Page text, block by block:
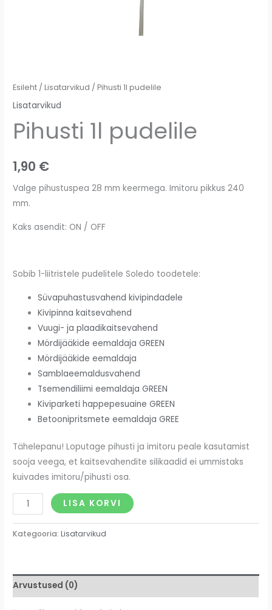
Esileht /Lisatarvikud / Pihusti 1l pudelile
Lisatarvikud
Pihusti 1l pudelile
1,90 €
Valge pihustuspea 28 mm keermega. Imitoru pikkus 240
mm.
Kaks asendit: ON / OFF
Sobib 1-liitristele pudelitele Soledo toodetele:
Süvapuhastusvahend kivipindadele
Kivipinna kaitsevahend
Vuugi- ja plaadikaitsevahend
Mördijääkide eemaldaja GREEN
Mördijääkide eemaldaja
Samblaeemaldusvahend
Tsemendiliimi eemaldaja GREEN
Kiviparketi happepesuaine GREEN
Betoonipritsmete eemaldaja GREE
Tähelepanu! Loputage pihusti ja imitoru peale kasutamist
sooja veega, et kaitsevahendite silikaadid ei ummistaks
kuivades imitoru/pihusti osa.
LISA KORVI
Kategooria:Lisatarvikud
Arvustused (0)